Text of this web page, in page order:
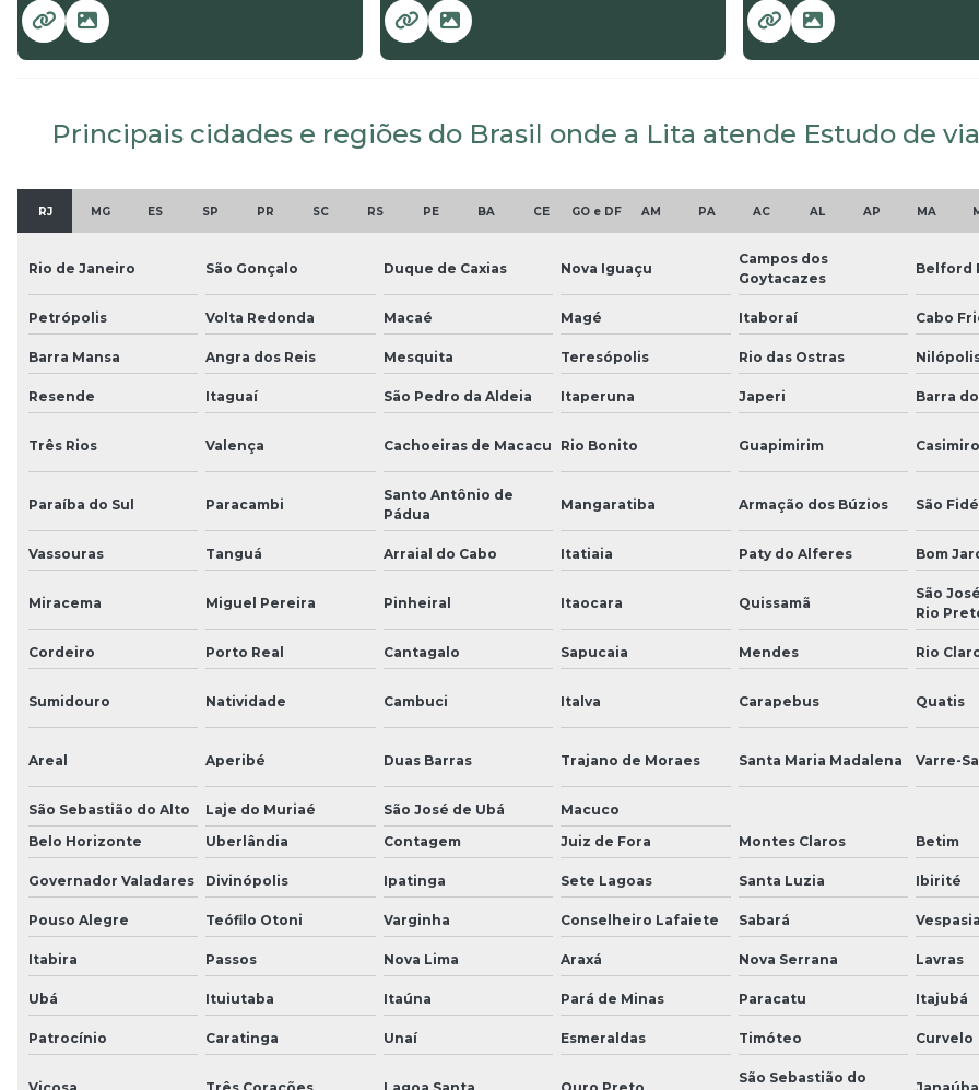
Principais cidades e regiões do Brasil onde a Lita atende Estudo de
RJ MG ES SP PR SC RS PE BA CE GO e DF AM PA AC AL AP MA
Rio de Janeiro São Gonçalo Duque de Caxias Nova Iguaçu
Campos dos
Goytacazes
Belford
Petrópolis Volta Redonda Macaé Magé Itaboraí Cabo
Barra Mansa Angra dos Reis Mesquita Teresópolis Rio das Ostras
Resende Itaguaí São Pedro da Aldeia Itaperuna Japeri Barra
Três Rios Valença Cachoeiras de Macacu Rio Bonito Guapimirim
Paraíba do Sul Paracambi
Santo Antônio de
Pádua
Mangaratiba Armação dos Búzios São
Vassouras Tanguá Arraial do Cabo Itatiaia Paty do Alferes Bom
Miracema Miguel Pereira Pinheiral Itaocara Quissamã
São
Rio
Cordeiro Porto Real Cantagalo Sapucaia Mendes Rio
Sumidouro Natividade Cambuci Italva Carapebus Quatis
Areal Aperibé Duas Barras Trajano de Moraes Santa Maria Madalena Varre-
São Sebastião do Alto Laje do Muriaé São José de Ubá
Macuco
Belo Horizonte
Uberlândia Contagem Juiz de Fora Montes Claros Betim
Governador Valadares Divinópolis Ipatinga Sete Lagoas Santa Luzia Ibirité
Pouso Alegre Teófilo Otoni Varginha Conselheiro Lafaiete Sabará
Itabira Passos Nova Lima Araxá Nova Serrana Lavras
Ubá Ituiutaba Itaúna Pará de Minas Paracatu Itajubá
Patrocínio Caratinga Unaí Esmeraldas Timóteo Curvelo
São Sebastião do